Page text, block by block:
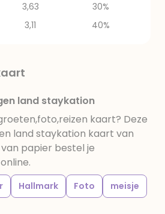
3,63
30%
3,11 40%
land staykation
kaart? Deze
land staykation kaart van
papier bestel je
Hallmark Foto meisje